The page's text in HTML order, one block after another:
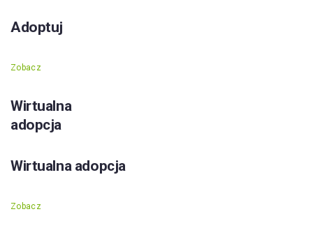
Adoptuj
Zobacz
Wirtualna
adopcja
Wirtualna adopcja
Zobacz